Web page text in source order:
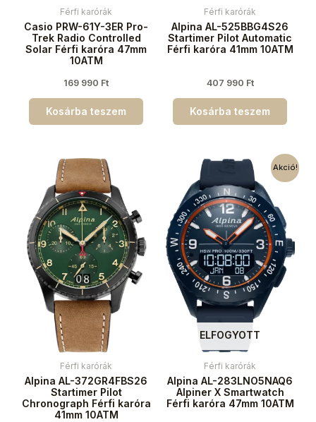
Férfi karórák
Casio PRW-61Y-3ER Pro-
Trek Radio Controlled
Solar Férfi karóra 47mm
10ATM
169 990 Ft
Kosárba teszem
Férfi karórák
Alpina AL-525BBG4S26
Startimer Pilot Automatic
Férfi karóra 41mm 10ATM
407 990 Ft
Kosárba teszem
Férfi karórák
Alpina AL-372GR4FBS26
Startimer Pilot
Chronograph Férfi karóra
41mm 10ATM
Akció!
ELFOGYOTT
Férfi karórák
Alpina AL-283LNO5NAQ6
Alpiner X Smartwatch
Férfi karóra 47mm 10ATM